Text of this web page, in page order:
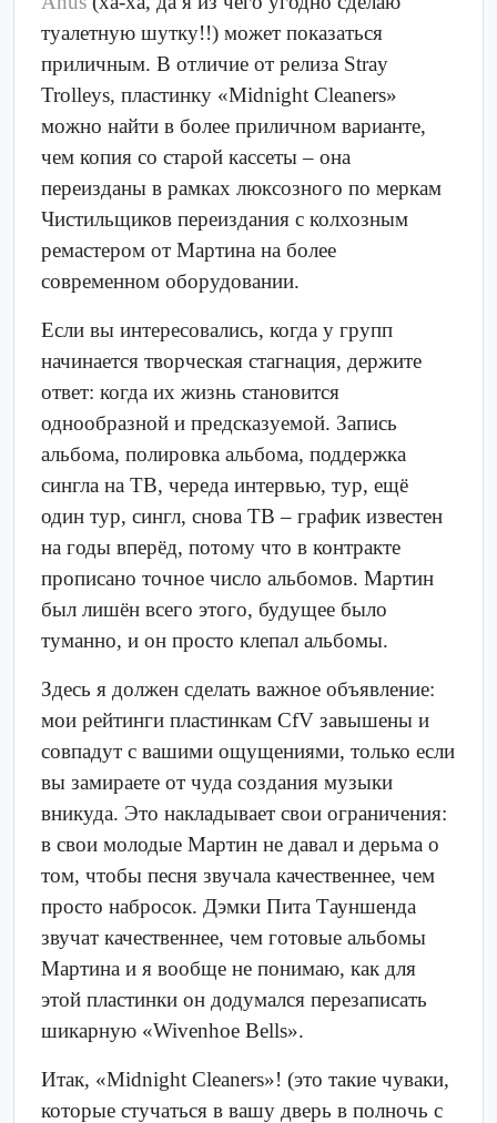
туалетную шутку!!) может показаться
приличным. В отличие от релиза Stray
Trolleys, пластинку «Midnight Cleaners»
можно найти в более приличном варианте,
чем копия со старой кассеты – она
переизданы в рамках люксозного по меркам
Чистильщиков переиздания с колхозным
ремастером от Мартина на более
современном оборудовании.
Если вы интересовались, когда у групп
начинается творческая стагнация, держите
ответ: когда их жизнь становится
однообразной и предсказуемой. Запись
альбома, полировка альбома, поддержка
сингла на ТВ, череда интервью, тур, ещё
один тур, сингл, снова ТВ – график известен
на годы вперёд, потому что в контракте
прописано точное число альбомов. Мартин
был лишён всего этого, будущее было
туманно, и он просто клепал альбомы.
Здесь я должен сделать важное объявление:
мои рейтинги пластинкам CfV завышены и
совпадут с вашими ощущениями, только если
вы замираете от чуда создания музыки
вникуда. Это накладывает свои ограничения:
в свои молодые Мартин не давал и дерьма о
том, чтобы песня звучала качественнее, чем
просто набросок. Дэмки Пита Тауншенда
звучат качественнее, чем готовые альбомы
Мартина и я вообще не понимаю, как для
этой пластинки он додумался перезаписать
шикарную «Wivenhoe Bells».
Итак, «Midnight Cleaners»! (это такие чуваки,
которые стучаться в вашу дверь в полночь с